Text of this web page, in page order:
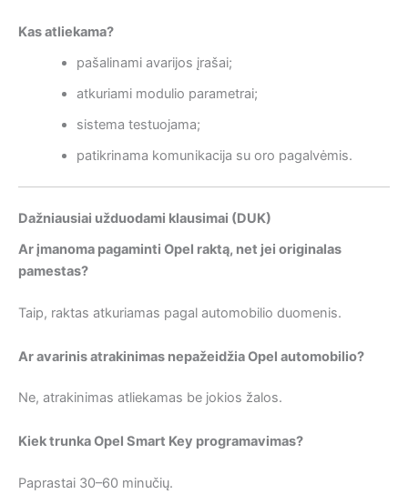
Kas atliekama?
pašalinami avarijos įrašai;
atkuriami modulio parametrai;
sistema testuojama;
patikrinama komunikacija su oro pagalvėmis.
Dažniausiai užduodami klausimai (DUK)
Ar įmanoma pagaminti Opel raktą, net jei originalas
pamestas?
Taip, raktas atkuriamas pagal automobilio duomenis.
Ar avarinis atrakinimas nepažeidžia Opel automobilio?
Ne, atrakinimas atliekamas be jokios žalos.
Kiek trunka Opel Smart Key programavimas?
Paprastai 30–60 minučių.